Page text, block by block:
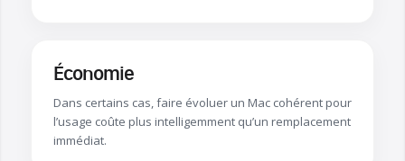
Économie
Dans certains cas, faire évoluer un Mac cohérent pour
l’usage coûte plus intelligemment qu’un remplacement
immédiat.